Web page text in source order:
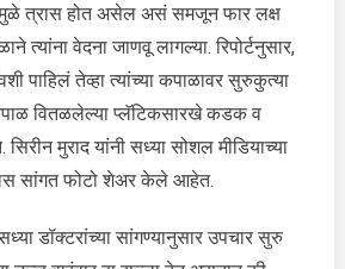
त्रास होत असेल असं समजून फार लक्ष
त्यांना वेदना जाणवू लागल्या. रिपोर्टनुसार,
पाहिलं तेव्हा त्यांच्या कपाळावर सुरुकुत्या
वितळलेल्या प्लॅटिकसारखे कडक व
मुराद यांनी सध्या सोशल मीडियाच्या
सांगत फोटो शेअर केले आहेत.
डॉक्टरांच्या सांगण्यानुसार उपचार सुरु